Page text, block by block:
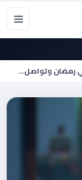
رمضان وتواصل…